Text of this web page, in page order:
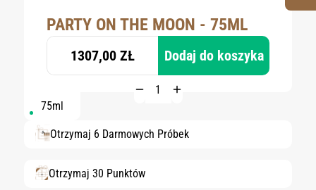
PARTY ON THE MOON - 75ML
1307,00 ZŁ Dodaj do koszyka
75ml
Otrzymaj 6 Darmowych Próbek
Otrzymaj 30 Punktów